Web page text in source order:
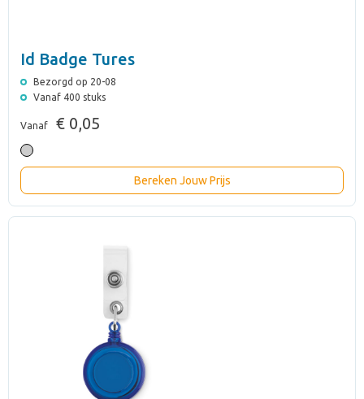
Id Badge Tures
Bezorgd op 20-08
Vanaf 400 stuks
Vanaf € 0,05
Bereken Jouw Prijs